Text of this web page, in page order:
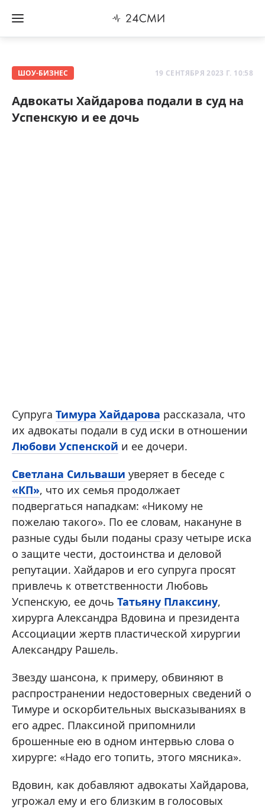
ШОУ-БИЗНЕС 19 СЕНТЯБРЯ 2023 Г. 10:58
Адвокаты Хайдарова подали в суд на
Успенскую и ее дочь
Супруга Тимура Хайдарова рассказала, что
их адвокаты подали в суд иски в отношении
Любови Успенской и ее дочери.
Светлана Сильваши уверяет в беседе с
«КП», что их семья продолжает
подвергаться нападкам: «Никому не
пожелаю такого». По ее словам, накануне в
разные суды были поданы сразу четыре иска
о защите чести, достоинства и деловой
репутации. Хайдаров и его супруга просят
привлечь к ответственности Любовь
Успенскую, ее дочь Татьяну Плаксину,
хирурга Александра Вдовина и президента
Ассоциации жертв пластической хирургии
Александру Рашель.
Звезду шансона, к примеру, обвиняют в
распространении недостоверных сведений о
Тимуре и оскорбительных высказываниях в
его адрес. Плаксиной припомнили
брошенные ею в одном интервью слова о
хирурге: «Надо его топить, этого мясника».
Вдовин, как добавляют адвокаты Хайдарова,
угрожал ему и его близким в голосовых